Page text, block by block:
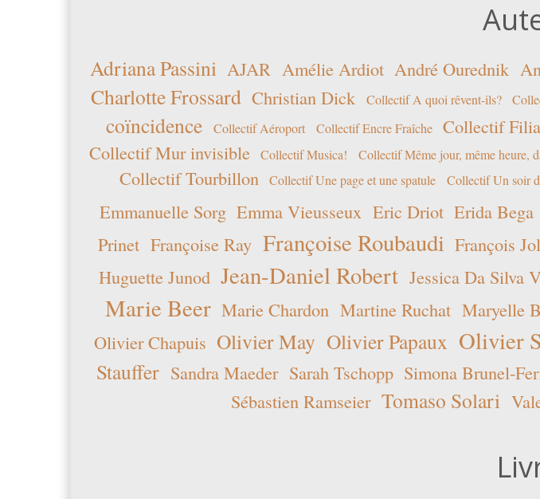
Adriana Passini AJAR Amélie Ardiot André Ourednik
Charlotte Frossard Christian Dick Collectif A quoi rêvent-ils?
coïncidence
Collectif Aéroport Collectif Encre Fraîche Collectif
Collectif Mur invisible Collectif Musica! Collectif Même jour, même heure,
Collectif Tourbillon
Collectif Une page et une spatule Collectif Un soir
Emmanuelle Sorg Emma Vieusseux Eric Driot Erida Bega
Prinet Françoise Ray Françoise Roubaudi François
Huguette Junod Jean-Daniel Robert Jessica Da Silva
Marie Beer Marie Chardon Martine Ruchat Maryelle
Olivier Chapuis Olivier May Olivier Papaux Olivier
Stauffer Sandra Maeder Sarah Tschopp Simona Brunel-
Sébastien Ramseier Tomaso Solari